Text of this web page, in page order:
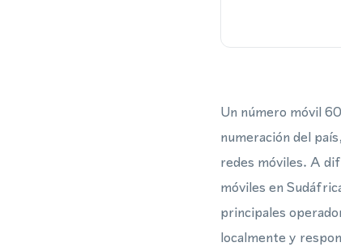
Un número móvil
numeración del
redes móviles. A
móviles en
principales
localmente y